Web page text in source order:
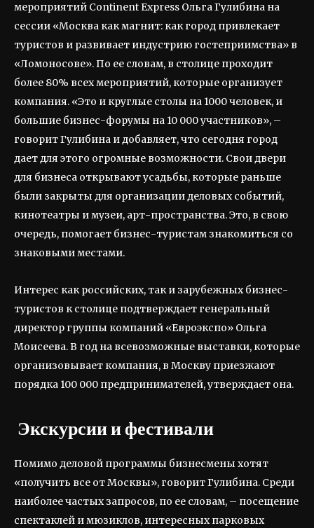
мероприятий Continent Express Ольга Гулибина на
сессии «Москва как магнит: как город привлекает
туристов и развивает индустрию гостеприимства» в
«Ломоносове». По ее словам, в столице проходит
более 80% всех мероприятий, которые организует
компания. «Это и круглые столы на 1000 человек, и
большие бизнес-форумы на 10 000 участников», –
говорит Гулибина и добавляет, что сегодня город
дает для этого огромные возможности. Свои двери
для бизнеса открывают усадьбы, которые раньше
были закрыты для организации деловых событий,
кинотеатры и музеи, арт-пространства. Это, в свою
очередь, помогает бизнес-туристам знакомиться со
знаковыми местами.
Интерес как российских, так и зарубежных бизнес-
туристов к столице подтверждает генеральный
директор группы компаний «Евроэкспо» Ольга
Моисеева. В год на всевозможные выставки, которые
организовывает компания, в Москву приезжают
порядка 100 000 предпринимателей, утверждает она.
Экскурсии и фестивали
Помимо деловой программы бизнесмены хотят
«получить все от Москвы», говорит Гулибина. Среди
наиболее частых запросов, по ее словам, – посещение
спектаклей и мюзиклов, интересных парковых